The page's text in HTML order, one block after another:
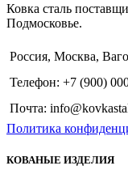
Ковка сталь
Подмосковье.
Россия, Москва,
Телефон: +7 (900)
Почта:
Политика
КОВАНЫЕ ИЗДЕЛИЯ